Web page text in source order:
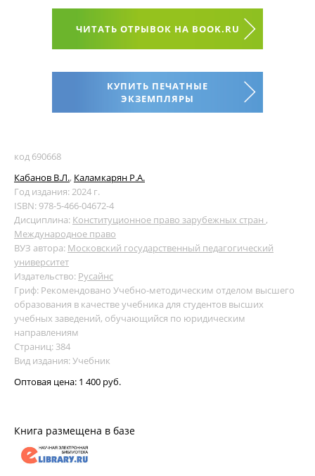
ЧИТАТЬ ОТРЫВОК НА BOOK.RU
КУПИТЬ ПЕЧАТНЫЕ
ЭКЗЕМПЛЯРЫ
код 690668
Кабанов В.Л., Каламкарян Р.А.
Год издания: 2024 г.
ISBN: 978-5-466-04672-4
Дисциплина: Конституционное право зарубежных стран ,
Международное право
ВУЗ автора: Московский государственный педагогический
университет
Издательство: Русайнс
Гриф: Рекомендовано Учебно-методическим отделом высшего
образования в качестве учебника для студентов высших
учебных заведений, обучающийся по юридическим
направлениям
Страниц: 384
Вид издания: Учебник
Оптовая цена: 1 400 руб.
Книга размещена в базе